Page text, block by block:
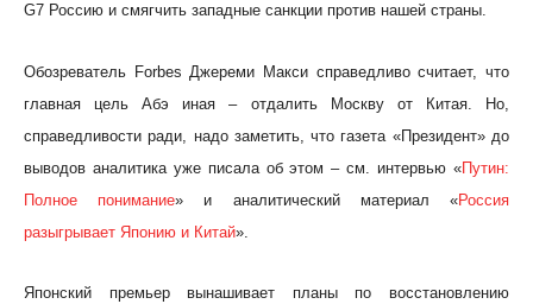
G7 Россию и смягчить западные санкции против нашей страны.
Обозреватель Forbes Джереми Макси справедливо считает, что
главная цель Абэ иная – отдалить Москву от Китая. Но,
справедливости ради, надо заметить, что газета «Президент» до
выводов аналитика уже писала об этом – см. интервью «Путин:
Полное понимание» и аналитический материал «Россия
разыгрывает Японию и Китай».
Японский премьер вынашивает планы по восстановлению